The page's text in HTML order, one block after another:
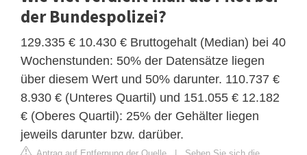
der Bundespolizei?
129.335 € 10.430 € Bruttogehalt (Median) bei 40
Wochenstunden: 50% der Datensätze liegen
über diesem Wert und 50% darunter. 110.737 €
8.930 € (Unteres Quartil) und 151.055 € 12.182
€ (Oberes Quartil): 25% der Gehälter liegen
jeweils darunter bzw. darüber.